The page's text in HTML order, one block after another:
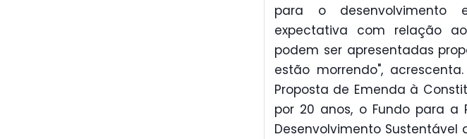
para o desenvolvimento
expectativa com relação
podem ser apresentadas
estão morrendo",
Proposta de Emenda à
por 20 anos, o Fundo para a
Desenvolvimento Sustentável